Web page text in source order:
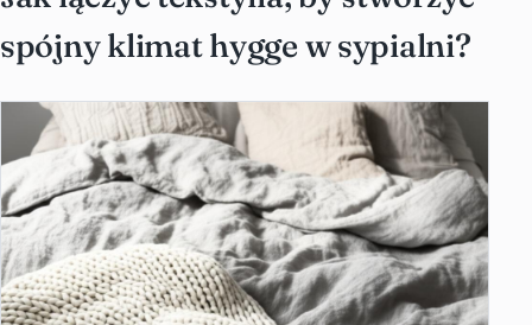
spójny klimat hygge w sypialni?